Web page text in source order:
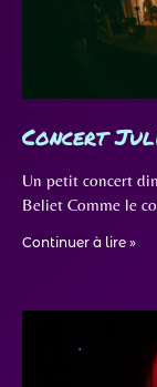
Concert
Un petit concert
Beliet Comme le
Continuer à lire »